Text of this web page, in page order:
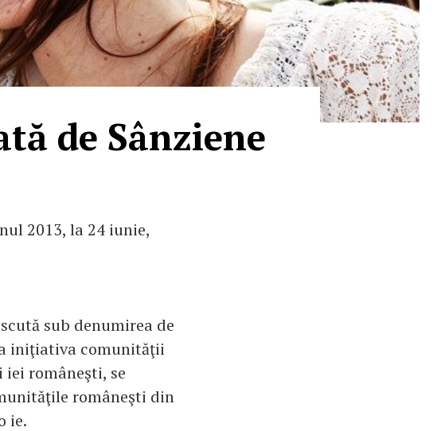
de Sânziene
2013, la 24 iunie,
sub denumirea de
iniţiativa comunităţii
iei româneşti, se
româneşti din
ie.